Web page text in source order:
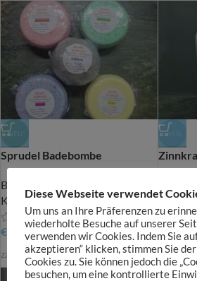
NEU
Sprudel Badebombe
Badebomben
Kleinen
€ 3,50
zzgl. Versandkosten
-46%
€14,50
zzgl.
Diese Webseite verwendet
Um uns an Ihre Präferenzen zu
wiederholte Besuche auf unserer
verwenden wir Cookies. Indem Sie
akzeptieren“ klicken, stimmen Sie
Cookies zu. Sie können jedoch die
besuchen, um eine kontrollierte